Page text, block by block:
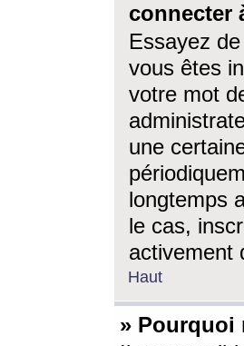
connecter
Essayez
vous êtes
votre mot
une
longtemps
le cas,
activement
Haut
» Pourquoi